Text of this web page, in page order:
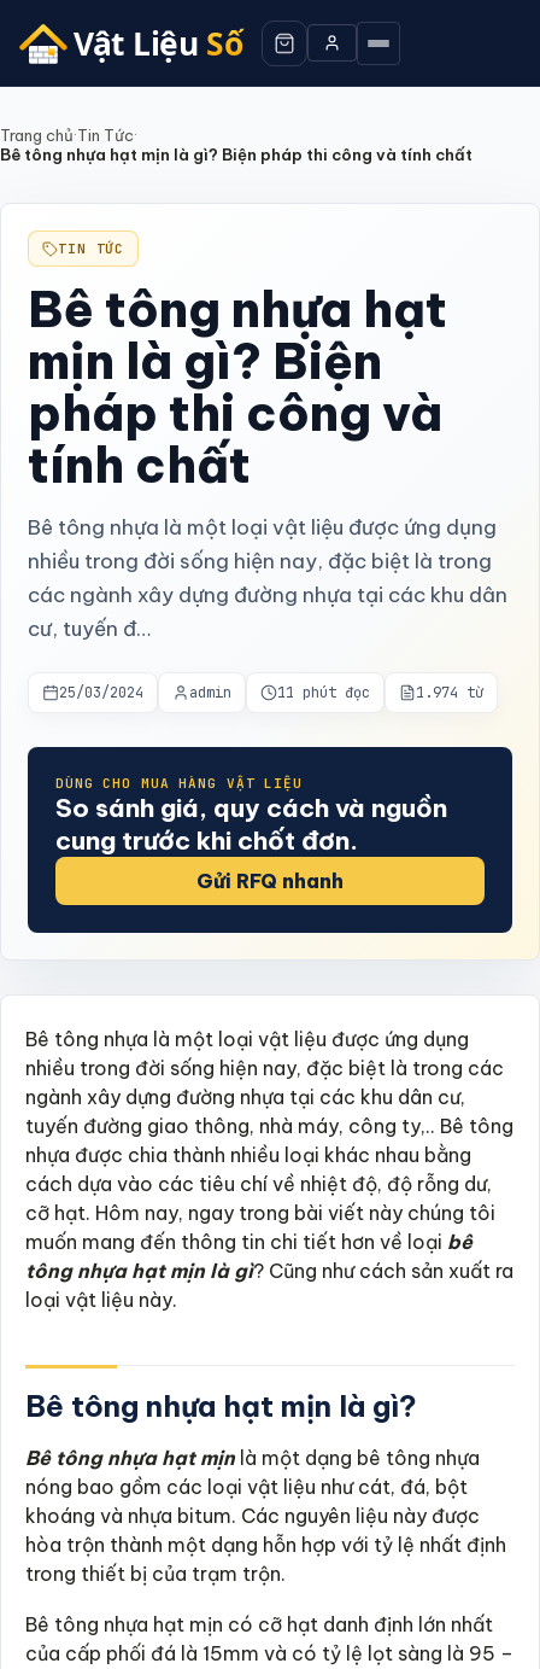
Trang chủ·Tin Tức·
Bê tông nhựa hạt mịn là gì? Biện pháp thi công và tính chất
TIN TỨC
Bê tông nhựa hạt
mịn là gì? Biện
pháp thi công và
tính chất
Bê tông nhựa là một loại vật liệu được ứng dụng
nhiều trong đời sống hiện nay, đặc biệt là trong
các ngành xây dựng đường nhựa tại các khu dân
cư, tuyến đ…
25/03/2024 admin 11 phút đọc 1.974 từ
DÙNG CHO MUA HÀNG VẬT LIỆU
So sánh giá, quy cách và nguồn
cung trước khi chốt đơn.
Gửi RFQ nhanh
Bê tông nhựa là một loại vật liệu được ứng dụng
nhiều trong đời sống hiện nay, đặc biệt là trong các
ngành xây dựng đường nhựa tại các khu dân cư,
tuyến đường giao thông, nhà máy, công ty,.. Bê tông
nhựa được chia thành nhiều loại khác nhau bằng
cách dựa vào các tiêu chí về nhiệt độ, độ rỗng dư,
cỡ hạt. Hôm nay, ngay trong bài viết này chúng tôi
muốn mang đến thông tin chi tiết hơn về loại bê
tông nhựa hạt mịn là gì? Cũng như cách sản xuất ra
loại vật liệu này.
Bê tông nhựa hạt mịn là gì?
Bê tông nhựa hạt mịnlà một dạng bê tông nhựa
nóng bao gồm các loại vật liệu như cát, đá, bột
khoáng và nhựa bitum. Các nguyên liệu này được
hòa trộn thành một dạng hỗn hợp với tỷ lệ nhất định
trong thiết bị của trạm trộn.
Bê tông nhựa hạt mịn có cỡ hạt danh định lớn nhất
của cấp phối đá là 15mm và có tỷ lệ lọt sàng là 95 –